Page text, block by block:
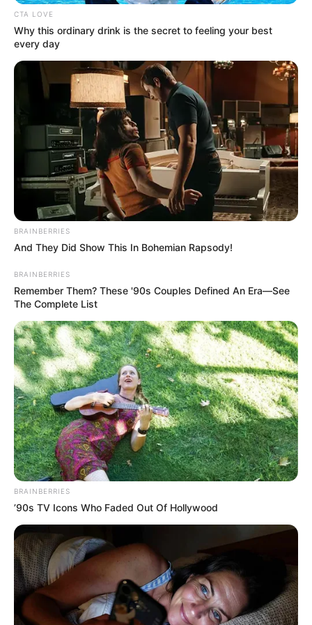
Έμειναν άφωνοι στην Εύβοια με την τόση αφρικανική
σκόνη που έβλεπαν στον ουρανό για πρώτη φορά
Περισσότερα νέα από την Εύβοια
Μερομήνια 2026 – 2027: Τι καιρό θα κάνει τις
επόμενες μέρες;
Κάθε πότε κληρώνει το τζόκερ, ποιες οι μέρες;
Πότε ανοίγουν οι εγγραφές για τα
Πανεπιστήμια 2026 – Ημερομηνίες για
πρωτοετείς
Ακολουθήστε το evianews.com στο
News
ΤΑ ΠΙΟ ΔΗΜΟΦΙΛΗ
CTA LOVE
Why this ordinary drink is the secret to feeling your best
every day
BRAINBERRIES
And They Did Show This In Bohemian Rapsody!
BRAINBERRIES
Remember Them? These '90s Couples Defined An Era—See
The Complete List
BRAINBERRIES
’90s TV Icons Who Faded Out Of Hollywood